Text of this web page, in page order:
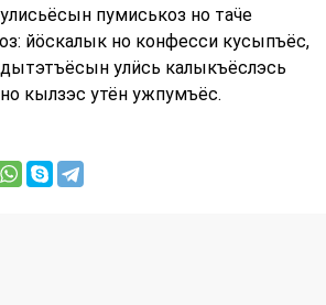
пумиськоз но таӵе
йӧскалык но конфесси кусыпъёс,
улӥсь калыкъёслэсь
кылзэс утён ужпумъёс.